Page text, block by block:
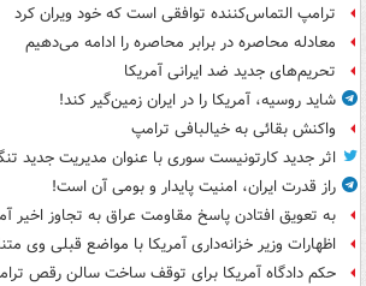
ترامپ التماس‌کننده توافقی است که خود ویران کرد
معادله محاصره در برابر محاصره را ادامه می‌دهیم
تحریم‌های جدید ضد ایرانی آمریکا
شاید روسیه، آمریکا را در ایران زمین‌گیر کند!
واکنش بقائی به خیالبافی ترامپ
اثر جدید کارتونیست سوری با عنوان مدیریت جدید
راز قدرت ایران، امنیت پایدار و بومی آن است!
به تعویق افتادن پاسخ مقاومت عراق به تجاوز اخیر
اظهارات وزیر خزانه‌داری آمریکا با مواضع قبلی وی
حکم دادگاه آمریکا برای توقف ساخت سالن رقص